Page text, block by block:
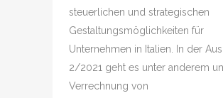
steuerlichen und strategischen
Gestaltungsmöglichkeiten für
Unternehmen in Italien. In der
2/2021 geht es unter anderem
Verrechnung von